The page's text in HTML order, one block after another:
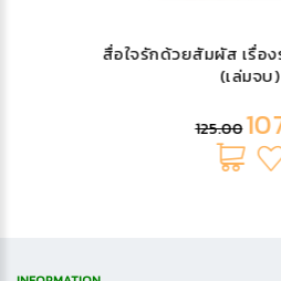
สื่อใจรักด้วยสัมผัส เรื่อง
(เล่มจบ)
125.00